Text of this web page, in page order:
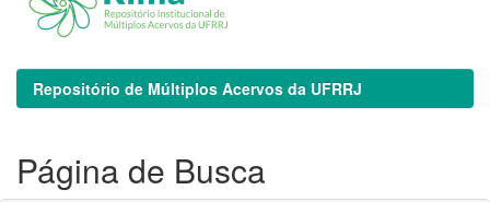
Repositório de Múltiplos Acervos da UFRRJ
Página de Busca